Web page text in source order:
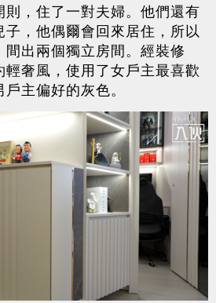
，住了一對夫婦。他們還有
，他偶爾會回來居住，所以
出兩個獨立房間。經裝修
奢風，使用了女戶主最喜歡
主偏好的灰色。